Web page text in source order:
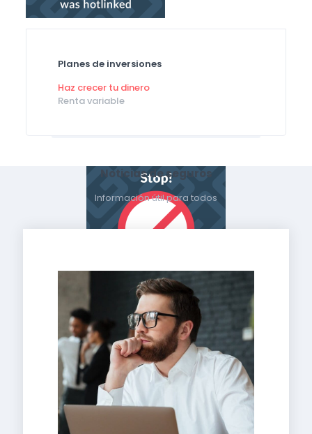
Planes de inversiones
Haz crecer tu dinero
Renta variable
Noticias de seguros
Información útil para todos